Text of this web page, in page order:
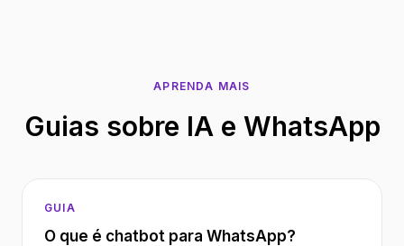
APRENDA MAIS
Guias sobre IA e WhatsApp
GUIA
O que é chatbot para WhatsApp?